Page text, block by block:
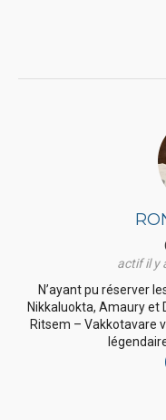
actif il y
N’ayant pu réserver
Nikkaluokta, Amaury et
Ritsem – Vakkotavare